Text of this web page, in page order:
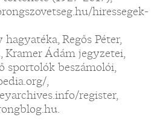
hiressegek-
Regős Péter,
Kramer Ádám jegyzetei,
sportolók beszámolói,
,
register,